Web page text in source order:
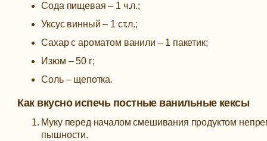
Сода пищевая – 1 ч.л.;
Уксус винный – 1 ст.л.;
Сахар с ароматом ванили – 1 пакетик;
Изюм – 50 г;
Соль – щепотка.
Как вкусно испечь постные ванильные кексы
Муку перед началом смешивания продуктом
пышности.